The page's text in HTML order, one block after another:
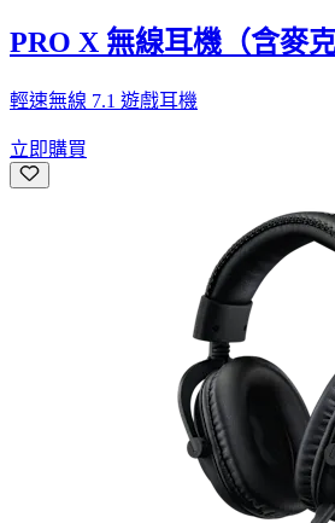
PRO X 無線耳機（含麥克
輕速無線 7.1 遊戲耳機
立即購買